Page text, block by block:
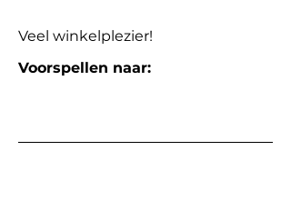
Veel winkelplezier!
Voorspellen naar: